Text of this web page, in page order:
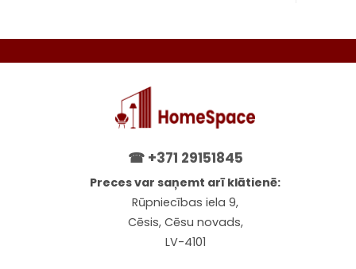
☎ +371 29151845
Preces var saņemt arī klātienē:
Rūpniecības iela 9,
Cēsis, Cēsu novads,
LV-4101